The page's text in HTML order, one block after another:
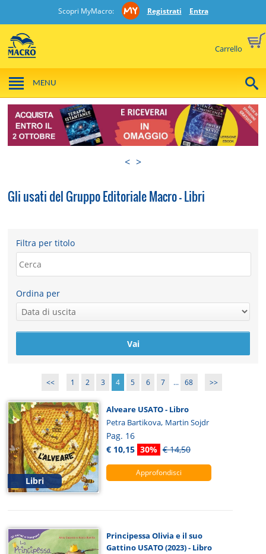
Scopri MyMacro: Registrati Entra
Carrello
MENU
< >
Gli usati del Gruppo Editoriale Macro - Libri
Filtra per titolo
Ordina per
<< 1 2 3 4 5 6 7 ... 68 >>
Libri
Alveare USATO - Libro
Petra Bartikova, Martin Sojdr
Pag. 16
€ 10,15 30% € 14,50
Approfondisci
Principessa Olivia e il suo
Gattino USATO (2023) - Libro